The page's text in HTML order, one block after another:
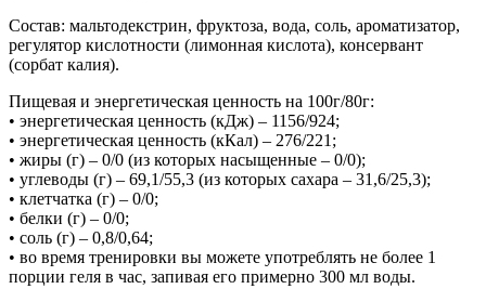
Состав: мальтодекстрин, фруктоза, вода, соль, ароматизатор,
регулятор кислотности (лимонная кислота), консервант
(сорбат калия).
Пищевая и энергетическая ценность на 100г/80г:
• энергетическая ценность (кДж) – 1156/924;
• энергетическая ценность (кКал) – 276/221;
• жиры (г) – 0/0 (из которых насыщенные – 0/0);
• углеводы (г) – 69,1/55,3 (из которых сахара – 31,6/25,3);
• клетчатка (г) – 0/0;
• белки (г) – 0/0;
• соль (г) – 0,8/0,64;
• во время тренировки вы можете употреблять не более 1
порции геля в час, запивая его примерно 300 мл воды.